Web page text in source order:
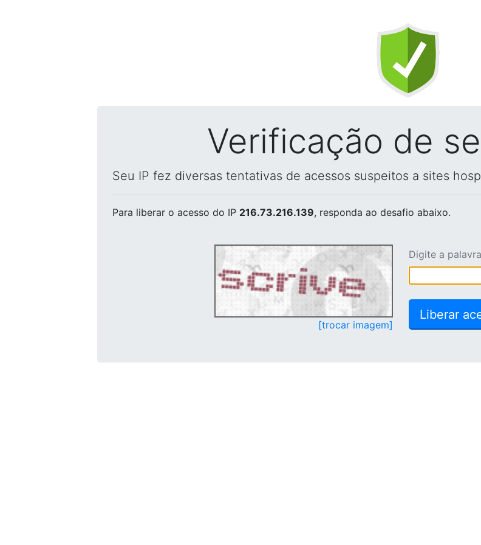
Verificação de
Seu IP fez diversas tentativas de acessos suspeitos a sites
Para liberar o acesso do IP 216.73.216.139, responda ao desafio abaixo.
[trocar imagem]
Digite a